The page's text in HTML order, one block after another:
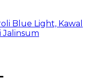
Blue Light, Kawal
Jalinsum